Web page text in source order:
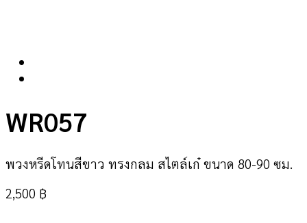
WR057
พวงหรีดโทนสีขาว ทรงกลม สไตล์เก๋ ขนาด 80-90 ซม.
2,500 ฿